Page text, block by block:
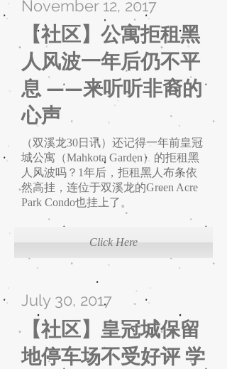
November 12, 2017
【社区】公寓拒租黑
人风波一年后仍不平
息 ——来听听非裔的
心声
（双溪龙30日讯）还记得一年前皇冠
城公寓（Mahkota Garden）的拒租黑
人风波吗？1年后，拒租黑人布条依
然高挂，连位于双溪龙的Green Acre
Park Condo也挂上了。
Click Here
July 30, 2017
【社区】皇冠城保留
地停车场不受好评 学